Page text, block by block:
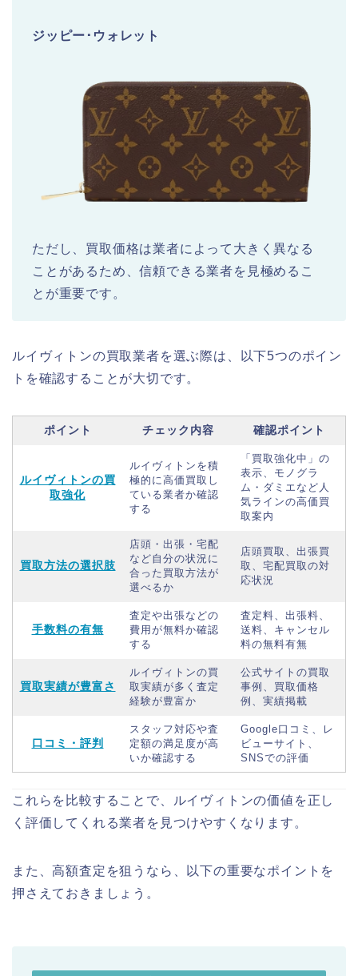
ジッピー･ウォレット
ただし、買取価格は業者によって大きく異なる
ことがあるため、信頼できる業者を見極めるこ
とが重要です。
ルイヴィトンの買取業者を選ぶ際は、以下5つのポイン
トを確認することが大切です。
ポイント チェック内容 確認ポイント
ルイヴィトンの買
取強化
ルイヴィトンを積
極的に高価買取し
ている業者か確認
する
「買取強化中」の
表示、モノグラ
ム・ダミエなど人
気ラインの高価買
取案内
買取方法の選択肢
店頭・出張・宅配
など自分の状況に
合った買取方法が
選べるか
店頭買取、出張買
取、宅配買取の対
応状況
手数料の有無
査定や出張などの
費用が無料か確認
する
査定料、出張料、
送料、キャンセル
料の無料有無
買取実績が豊富さ
ルイヴィトンの買
取実績が多く査定
経験が豊富か
公式サイトの買取
事例、買取価格
例、実績掲載
口コミ・評判
スタッフ対応や査
定額の満足度が高
いか確認する
Google口コミ、レ
ビューサイト、
SNSでの評価
これらを比較することで、ルイヴィトンの価値を正し
く評価してくれる業者を見つけやすくなります。
また、高額査定を狙うなら、以下の重要なポイントを
押さえておきましょう。